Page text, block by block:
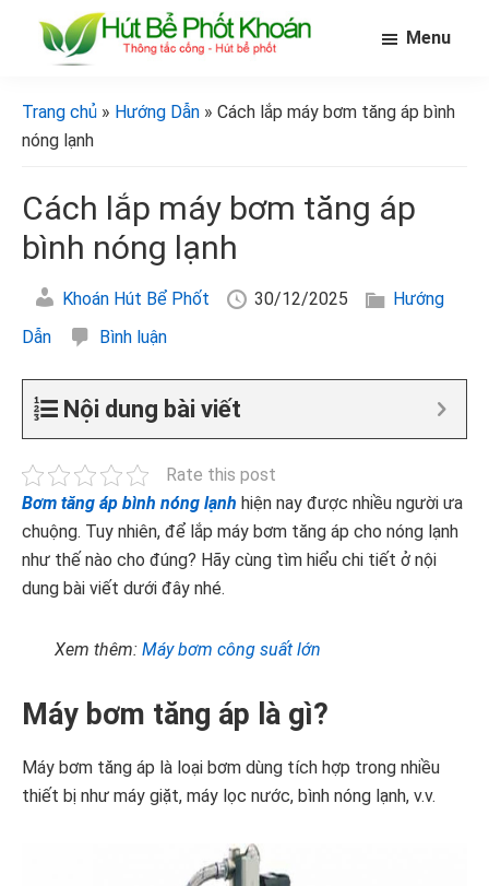
phốt
khoán]
bể
phốt
Menu
Trang chủ » Hướng Dẫn » Cách lắp máy bơm tăng áp bình
nóng lạnh
Cách lắp máy bơm tăng áp
bình nóng lạnh
Khoán Hút Bể Phốt 30/12/2025
Hướng
Dẫn
Bình luận
Nội dung bài viết
Rate this post
Bơm tăng áp bình nóng lạnh hiện nay được nhiều người ưa
chuộng. Tuy nhiên, để lắp máy bơm tăng áp cho nóng lạnh
như thế nào cho đúng? Hãy cùng tìm hiểu chi tiết ở nội
dung bài viết dưới đây nhé.
Xem thêm: Máy bơm công suất lớn
Máy bơm tăng áp là gì?
Máy bơm tăng áp là loại bơm dùng tích hợp trong nhiều
thiết bị như máy giặt, máy lọc nước, bình nóng lạnh, v.v.